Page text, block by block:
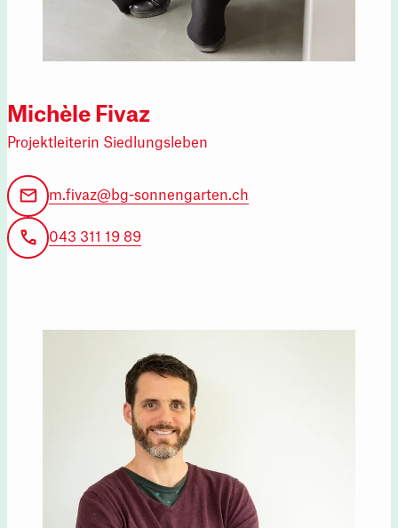
Michèle Fivaz
Projektleiterin Siedlungsleben
m.fivaz@bg-sonnengarten.ch
043 311 19 89